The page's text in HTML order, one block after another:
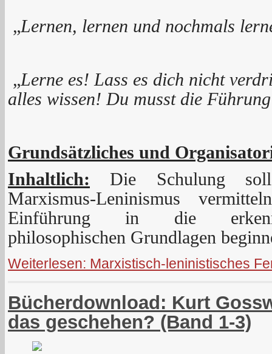
„Lernen, lernen und nochmals
„Lerne es! Lass es dich nicht
alles wissen! Du musst die
Grundsätzliches und
Inhaltlich: Die Schulung
Marxismus-Leninismus
Einführung in die
philosophischen Grundlagen
Weiterlesen: Marxistisch-leninistisches
Bücherdownload: Kurt
das geschehen? (Band 1-3)